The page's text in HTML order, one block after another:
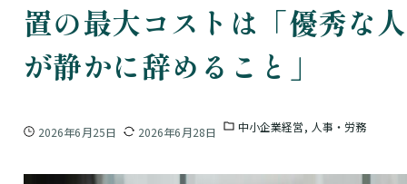
置の最大コストは「優秀な人
が静かに辞めること」
2026年6月25日 2026年6月28日 中小企業経営 人事・労務